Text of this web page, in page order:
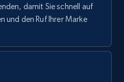
rating, Product
max, Rating,
damit Sie schnell auf
und den Ruf Ihrer Marke